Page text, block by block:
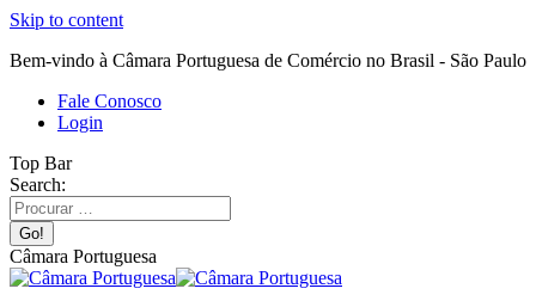
Skip to content
Bem-vindo à Câmara Portuguesa de Comércio no Brasil - São Paulo
Fale Conosco
Login
Top Bar
Search:
Câmara Portuguesa